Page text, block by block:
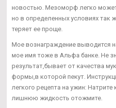
новостью. Мезоморф легко
но в определенных условиях так
теряет ее проще.
Мое вознаграждение выводится
мое имя тоже в Альфа банке. Не
результат,бывает от качества
формы,в которой пекут.
легкого рецепта на ужин: Натрите
лишнюю жидкость отожмите.